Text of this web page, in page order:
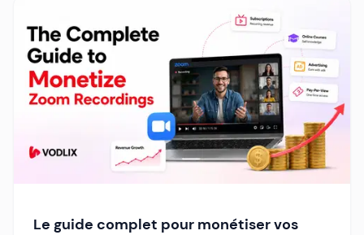
Le guide complet pour monétiser vos